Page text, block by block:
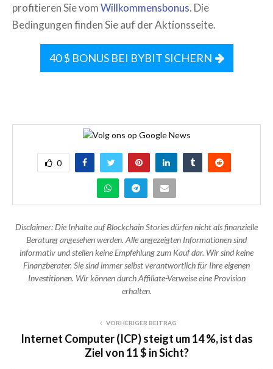
profitieren Sie vomWillkommensbonus. Die
Bedingungen finden Sie auf der Aktionsseite.
40 $ BONUS BEI BYBIT SICHERN
0
Disclaimer: Die Inhalte auf Blockchain Stories dürfen nicht als finanzielle
Beratung angesehen werden. Alle angezeigten Informationen sind
informativ und stellen keine Empfehlung zum Kauf dar. Wir sind keine
Finanzberater. Sie sind immer selbst verantwortlich für Ihre eigenen
Investitionen. Wir können durch Affiliate-Verweise eine Provision
erhalten.
VORHERIGER BEITRAG
Internet Computer (ICP) steigt um 14 %, ist das
Ziel von 11 $ in Sicht?